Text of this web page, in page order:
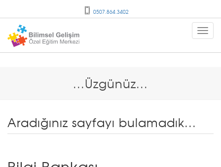
0507.864.3402
...Üzgünüz...
Aradığınız sayfayı bulamadık...